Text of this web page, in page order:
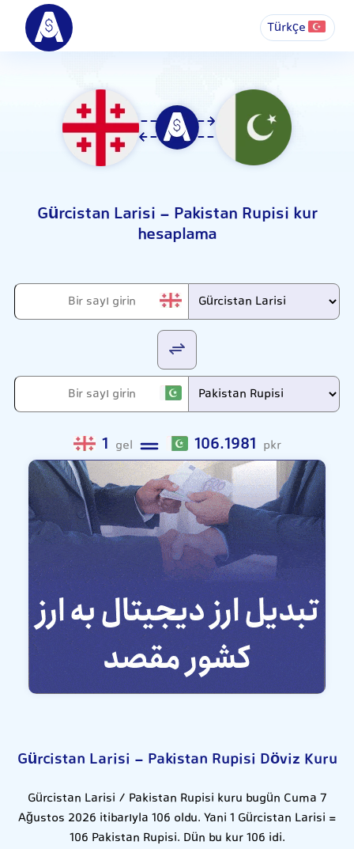
Türkçe
Gürcistan Larisi - Pakistan Rupisi kur
hesaplama
1 gel 106.1981 pkr
Gürcistan Larisi - Pakistan Rupisi Döviz Kuru
Gürcistan Larisi / Pakistan Rupisi kuru bugün Cuma 7
Ağustos 2026 itibarıyla 106 oldu. Yani 1 Gürcistan Larisi =
106 Pakistan Rupisi. Dün bu kur 106 idi.